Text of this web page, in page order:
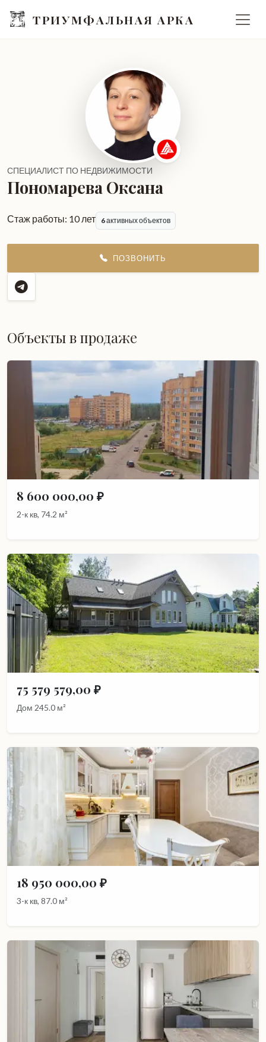
ТРИУМФАЛЬНАЯ АРКА
СПЕЦИАЛИСТ ПО НЕДВИЖИМОСТИ
Пономарева Оксана
Стаж работы: 10 лет 6активных объектов
ПОЗВОНИТЬ
Объекты в продаже
8 600 000,00 ₽
2-к кв, 74.2 м²
75 579 579,00 ₽
Дом 245.0 м²
18 950 000,00 ₽
3-к кв, 87.0 м²